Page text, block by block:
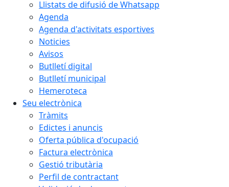
Llistats de difusió de Whatsapp
Agenda
Agenda d'activitats esportives
Noticies
Avisos
Butlletí digital
Butlletí municipal
Hemeroteca
Seu electrònica
Tràmits
Edictes i anuncis
Oferta pública d'ocupació
Factura electrònica
Gestió tributària
Perfil de contractant